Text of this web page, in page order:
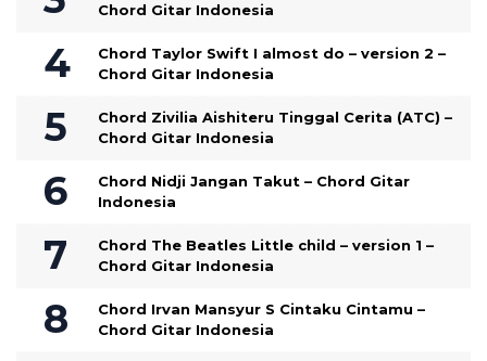
Chord Gitar Indonesia
Chord Taylor Swift I almost do – version 2 –
Chord Gitar Indonesia
Chord Zivilia Aishiteru Tinggal Cerita (ATC) –
Chord Gitar Indonesia
Chord Nidji Jangan Takut – Chord Gitar
Indonesia
Chord The Beatles Little child – version 1 –
Chord Gitar Indonesia
Chord Irvan Mansyur S Cintaku Cintamu –
Chord Gitar Indonesia